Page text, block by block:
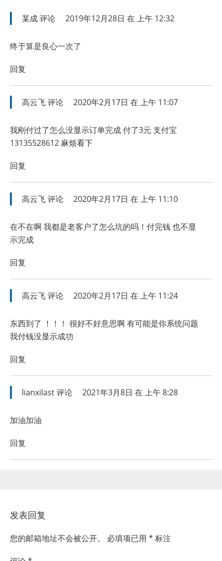
某成评论 2019年12月28日 在 上午 12:32
终于算是良心一次了
回复
高云飞评论 2020年2月17日 在 上午 11:07
我刚付过了怎么没显示订单完成 付了3元 支付宝
13135528612 麻烦看下
回复
高云飞评论 2020年2月17日 在 上午 11:10
在不在啊 我都是老客户了怎么坑的吗！付完钱 也不显
示完成
回复
高云飞评论 2020年2月17日 在 上午 11:24
东西到了 ！！！ 很好不好意思啊 有可能是你系统问题
我付钱没显示成功
回复
lianxilast评论 2021年3月8日 在 上午 8:28
加油加油
回复
发表回复
您的邮箱地址不会被公开。 必填项已用 * 标注